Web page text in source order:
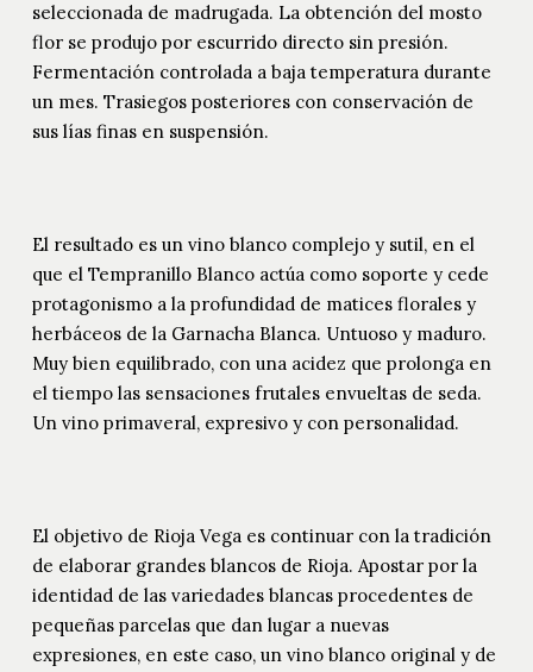
seleccionada de madrugada. La obtención del mosto
flor se produjo por escurrido directo sin presión.
Fermentación controlada a baja temperatura durante
un mes. Trasiegos posteriores con conservación de
sus lías finas en suspensión.
El resultado es un vino blanco complejo y sutil, en el
que el Tempranillo Blanco actúa como soporte y cede
protagonismo a la profundidad de matices florales y
herbáceos de la Garnacha Blanca. Untuoso y maduro.
Muy bien equilibrado, con una acidez que prolonga en
el tiempo las sensaciones frutales envueltas de seda.
Un vino primaveral, expresivo y con personalidad.
El objetivo de Rioja Vega es continuar con la tradición
de elaborar grandes blancos de Rioja. Apostar por la
identidad de las variedades blancas procedentes de
pequeñas parcelas que dan lugar a nuevas
expresiones, en este caso, un vino blanco original y de